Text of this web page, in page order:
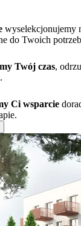
wyselekcjonujemy
do Twoich
Twój czas,
Ci wsparcie